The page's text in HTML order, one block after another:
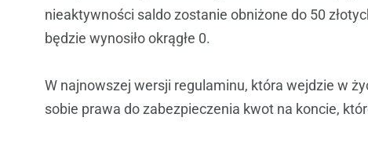
nieaktywności saldo zostanie obniżone do 50
będzie wynosiło okrągłe 0.
W najnowszej wersji regulaminu, która wejdzie w
sobie prawa do zabezpieczenia kwot na koncie,